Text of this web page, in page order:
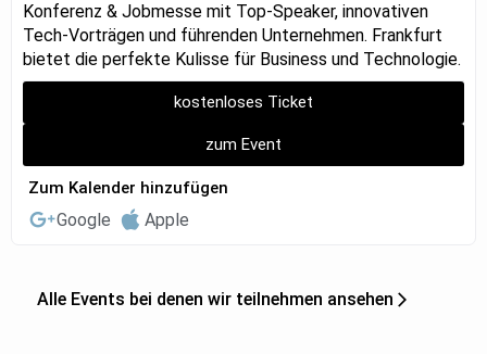
Konferenz & Jobmesse mit Top-Speaker, innovativen
Tech-Vorträgen und führenden Unternehmen. Frankfurt
bietet die perfekte Kulisse für Business und Technologie.
kostenloses Ticket
zum Event
Zum Kalender hinzufügen
Google Apple
Alle Events bei denen wir teilnehmen ansehen